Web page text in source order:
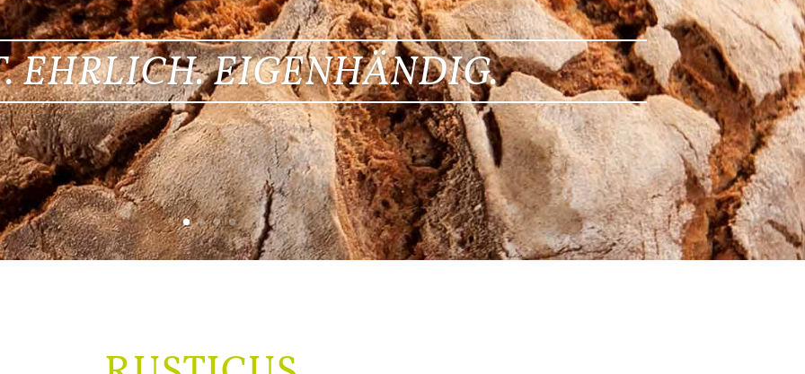
EHRLICH. EIGENHÄNDIG.